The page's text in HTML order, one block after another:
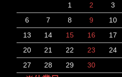
1
2 3
6
7 8 9 10
13
14 15 16 17
20
21 22 23 24
27
28 29 30